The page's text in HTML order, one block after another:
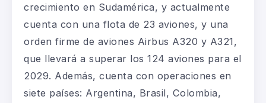
crecimiento en Sudamérica, y actualmente
cuenta con una flota de 23 aviones, y una
orden firme de aviones Airbus A320 y A321,
que llevará a superar los 124 aviones para el
2029. Además, cuenta con operaciones en
siete países: Argentina, Brasil, Colombia,